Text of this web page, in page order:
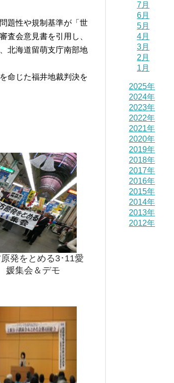
題性や規制基準が「世
査会意見書を引用し、
北海道留萌支庁南部地
命じた福井地裁判決を
発をとめる3･11愛
媛集会＆デモ
7月
6月
5月
4月
3月
2月
1月
2025年
2024年
2023年
2022年
2021年
2020年
2019年
2018年
2017年
2016年
2015年
2014年
2013年
2012年